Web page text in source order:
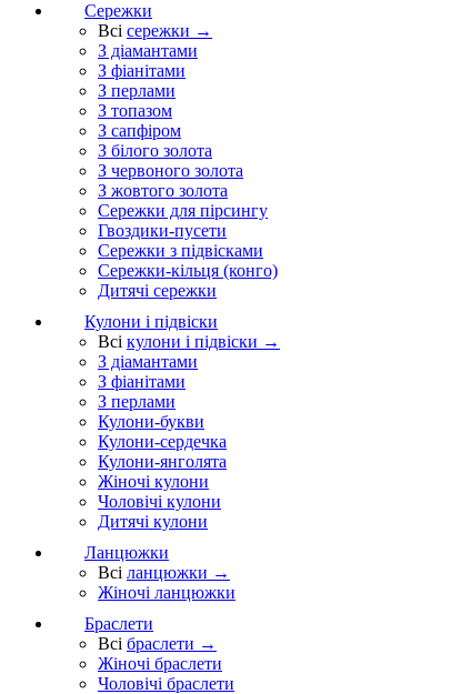
Сережки
Всі сережки →
З діамантами
З фіанітами
З перлами
З топазом
З сапфіром
З білого золота
З червоного золота
З жовтого золота
Сережки для пірсингу
Гвоздики-пусети
Сережки з підвісками
Сережки-кільця (конго)
Дитячі сережки
Кулони і підвіски
Всі кулони і підвіски →
З діамантами
З фіанітами
З перлами
Кулони-букви
Кулони-сердечка
Кулони-янголята
Жіночі кулони
Чоловічі кулони
Дитячі кулони
Ланцюжки
Всі ланцюжки →
Жіночі ланцюжки
Браслети
Всі браслети →
Жіночі браслети
Чоловічі браслети